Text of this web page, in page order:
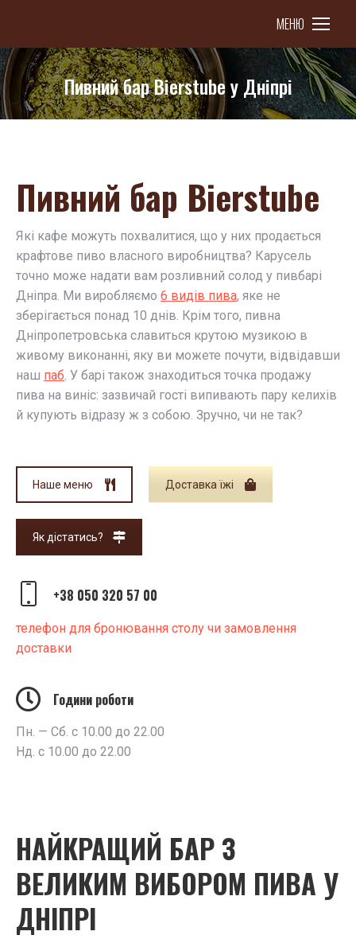
МЕНЮ
Пивний бар Bierstube у Дніпрі
You are here:
Пивний бар Bierstube
Які кафе можуть похвалитися, що у них продається
крафтове пиво власного виробництва? Карусель
точно може надати вам розливний солод у пивбарі
Дніпра. Ми виробляємо 6 видів пива, яке не
зберігається понад 10 днів. Крім того, пивна
Дніпропетровська славиться крутою музикою в
живому виконанні, яку ви можете почути, відвідавши
наш паб. У барі також знаходиться точка продажу
пива на виніс: зазвичай гості випивають пару келихів
й купують відразу ж з собою. Зручно, чи не так?
Наше меню Доставка їжі
Як дістатись?
+38 050 320 57 00
телефон для бронювання столу чи замовлення
доставки
Години роботи
Пн. — Сб. с 10.00 до 22.00
Нд. с 10.00 до 22.00
НАЙКРАЩИЙ БАР З
ВЕЛИКИМ ВИБОРОМ ПИВА У
ДНІПРІ